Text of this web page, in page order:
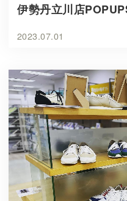
伊勢丹立川店
2023.07.01